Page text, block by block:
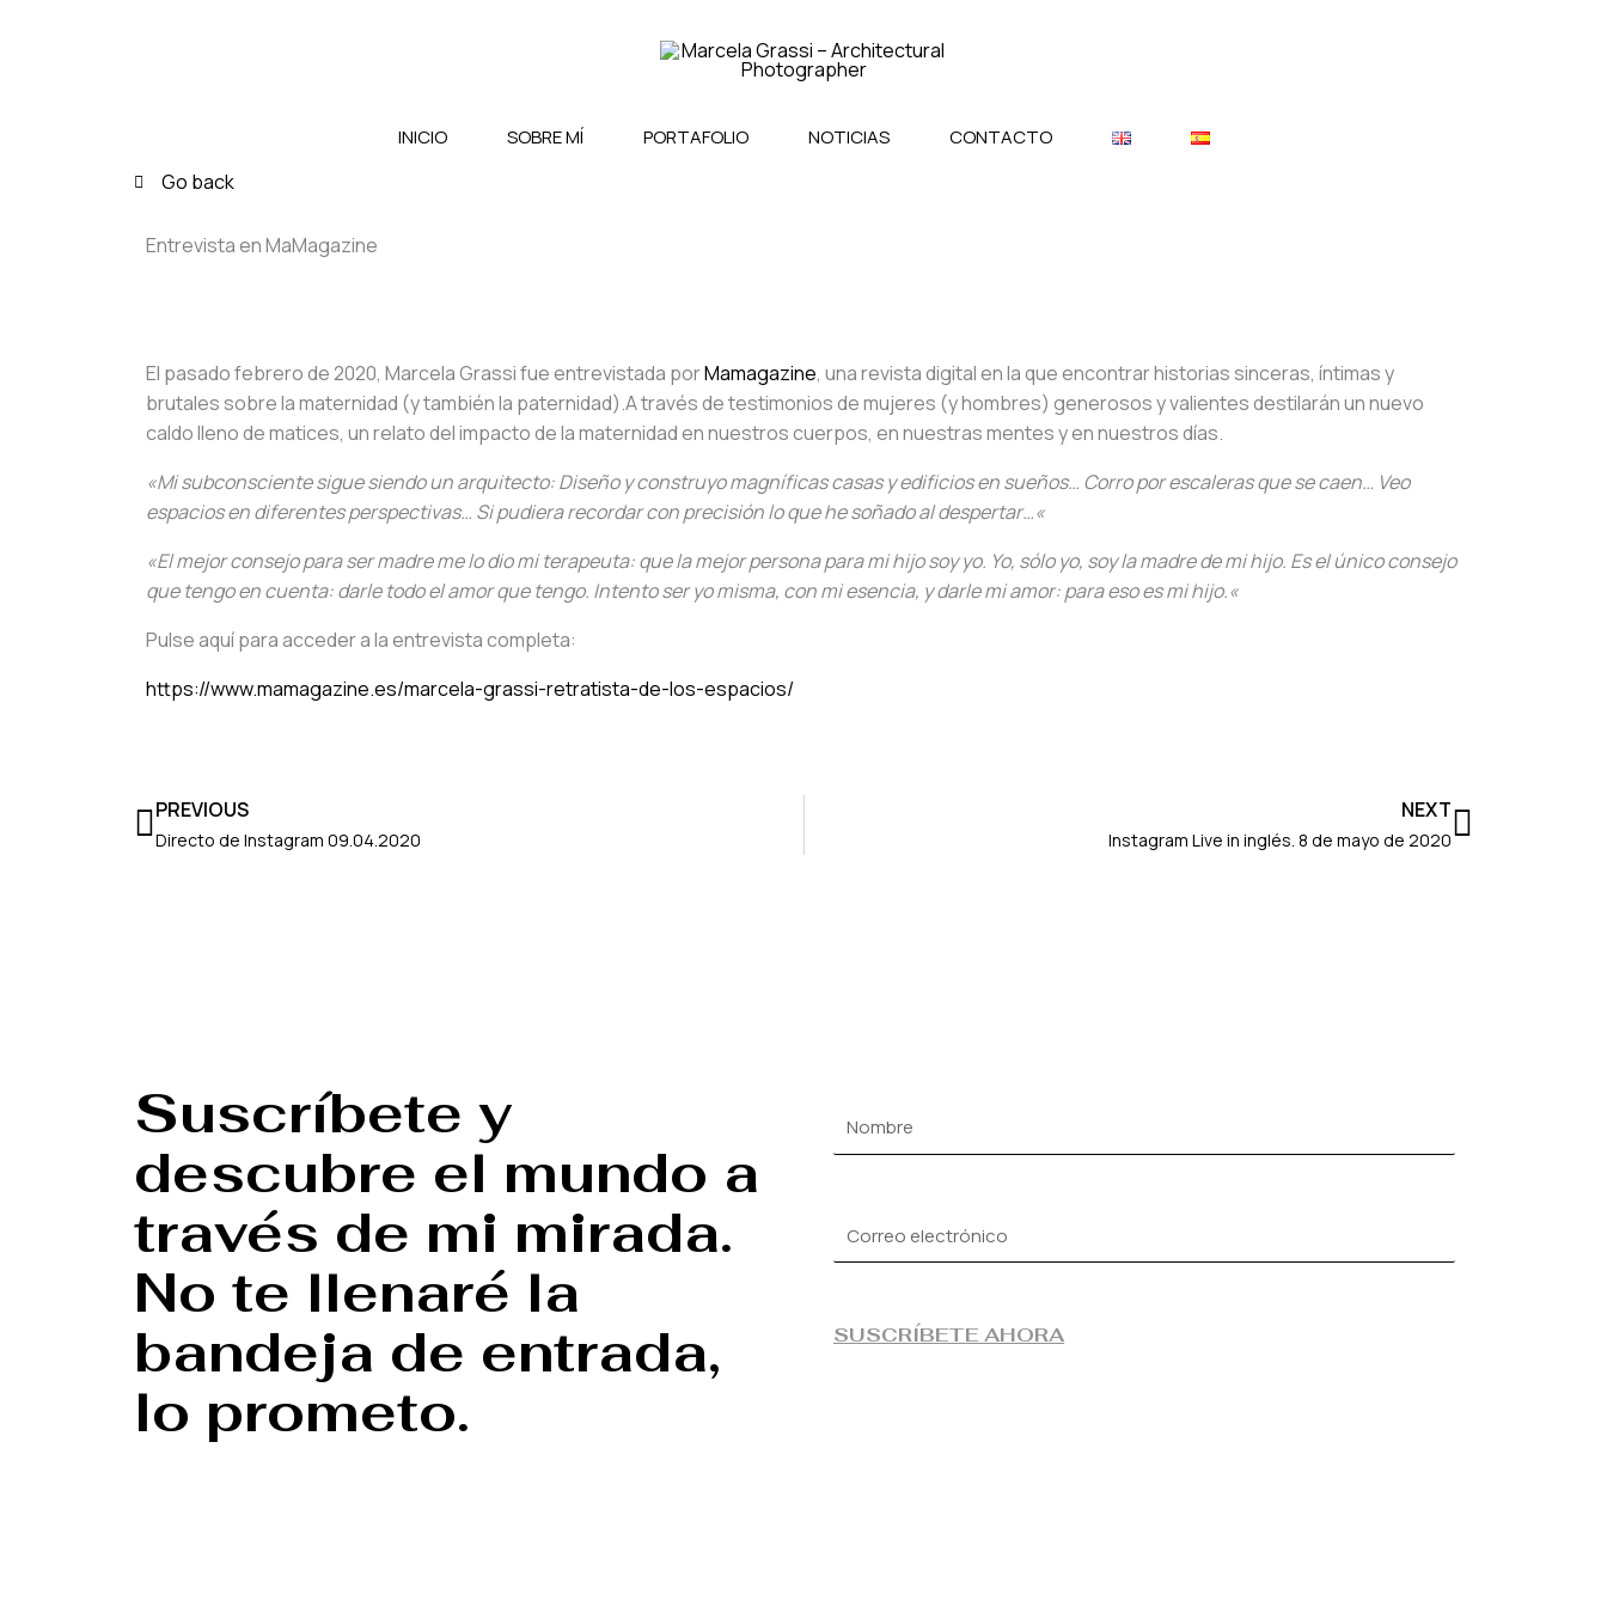
INICIO SOBRE MÍ PORTAFOLIO NOTICIAS CONTACTO
Go back
Entrevista en MaMagazine
El pasado febrero de 2020, Marcela Grassi fue entrevistada porMamagazine, una revista digital en la que encontrar historias sinceras, íntimas y
brutales sobre la maternidad (y también la paternidad).A través de testimonios de mujeres (y hombres) generosos y valientes destilarán un nuevo
caldo lleno de matices, un relato del impacto de la maternidad en nuestros cuerpos, en nuestras mentes y en nuestros días.
«Mi subconsciente sigue siendo un arquitecto: Diseño y construyo magníficas casas y edificios en sueños… Corro por escaleras que se caen… Veo
espacios en diferentes perspectivas… Si pudiera recordar con precisión lo que he soñado al despertar…«
«El mejor consejo para ser madre me lo dio mi terapeuta: que la mejor persona para mi hijo soy yo. Yo, sólo yo, soy la madre de mi hijo. Es el único consejo
que tengo en cuenta: darle todo el amor que tengo. Intento ser yo misma, con mi esencia, y darle mi amor: para eso es mi hijo.«
Pulse aquí para acceder a la entrevista completa:
https://www.mamagazine.es/marcela-grassi-retratista-de-los-espacios/
Ant
PREVIOUS
Directo de Instagram 09.04.2020​
NEXT
Instagram Live in inglés. 8 de mayo de 2020
Siguiente
Suscríbete y
descubre el mundo a
través de mi mirada.
No te llenaré la
bandeja de entrada,
lo prometo.
SUSCRÍBETE AHORA